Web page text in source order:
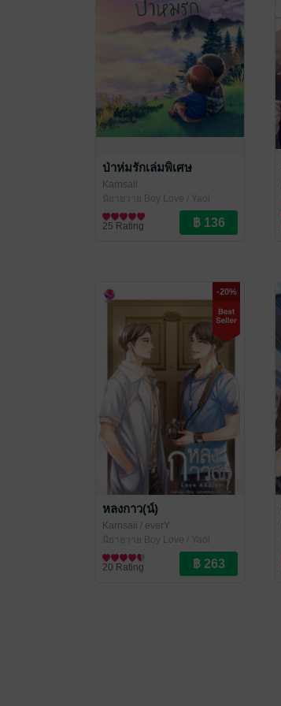
ป่าห่มรักเล่มพิเศษ
Karnsaii
นิยายวาย Boy Love / Yaoi
25 Rating
-20%
หลงกาว(น์)
Karnsaii / everY
นิยายวาย Boy Love / Yaoi
20 Rating